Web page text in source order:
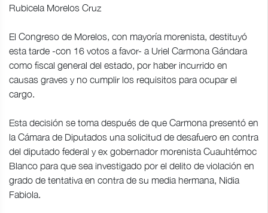
Rubicela Morelos Cruz
El Congreso de Morelos, con mayoría morenista, destituyó
esta tarde -con 16 votos a favor- a Uriel Carmona Gándara
como fiscal general del estado, por haber incurrido en
causas graves y no cumplir los requisitos para ocupar el
cargo.
Esta decisión se toma después de que Carmona presentó en
la Cámara de Diputados una solicitud de desafuero en contra
del diputado federal y ex gobernador morenista Cuauhtémoc
Blanco para que sea investigado por el delito de violación en
grado de tentativa en contra de su media hermana, Nidia
Fabiola.